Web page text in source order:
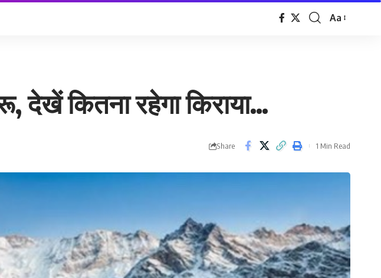
Font
Aa
देखें कितना रहेगा किराया…
Share 1 Min Read